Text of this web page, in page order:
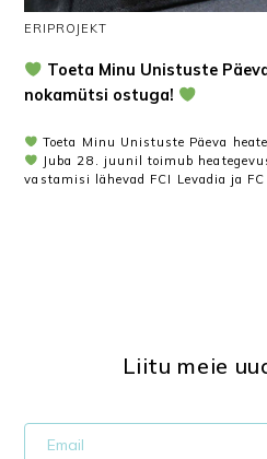
ERIPROJEKT
Toeta Minu Unistuste
nokamütsi ostuga!
Toeta Minu Unistuste Päeva
Juba 28. juunil toimub
vastamisi lähevad FCI Levadia ja
Liitu meie